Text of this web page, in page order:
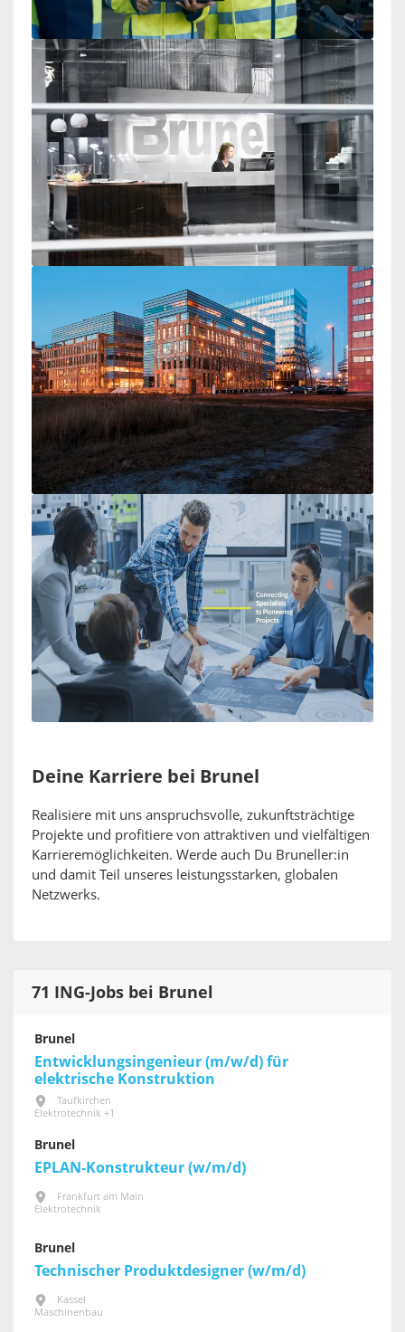
Deine Karriere bei Brunel
Realisiere mit uns anspruchsvolle, zukunftsträchtige
Projekte und profitiere von attraktiven und vielfältigen
Karrieremöglichkeiten. Werde auch Du Bruneller:in
und damit Teil unseres leistungsstarken, globalen
Netzwerks.
71 ING-Jobs bei Brunel
Brunel
Entwicklungsingenieur (m/w/d) für
elektrische Konstruktion
Taufkirchen
Elektrotechnik +1
Brunel
EPLAN-Konstrukteur (w/m/d)
Frankfurt am Main
Elektrotechnik
Brunel
Technischer Produktdesigner (w/m/d)
Kassel
Maschinenbau